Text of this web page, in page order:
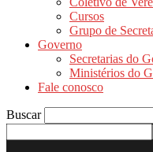
Cursos
Grupo de
Governo
Secretarias do
Ministérios do
Fale conosco
Buscar